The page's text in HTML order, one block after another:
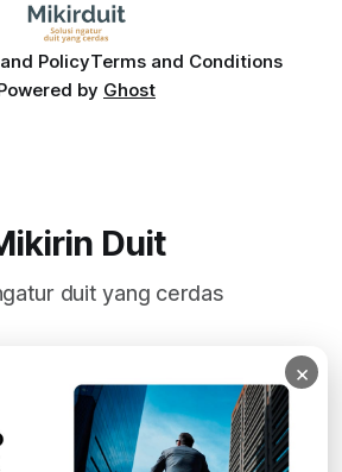
PolicyTerms and Conditions
by Ghost
Duit
duit yang cerdas
Subscribe
×